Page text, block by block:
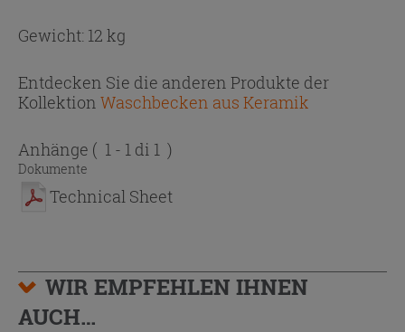
Gewicht: 12 kg
Entdecken Sie die anderen Produkte der
Kollektion Waschbecken aus Keramik
Anhänge ( 1 - 1 di 1 )
Dokumente
Technical Sheet
WIR EMPFEHLEN IHNEN
AUCH…